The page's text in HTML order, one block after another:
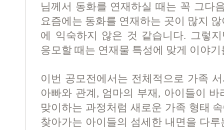
님께서 동화를 연재하실 때는 꼭 그다
요즘에는 동화를 연재하는 곳이 많지
에 익숙하지 않은 것 같습니다. 그렇
응모할 때는 연재물 특성에 맞게 이야
이번 공모전에서는 전체적으로 가족
아빠와 관계, 엄마의 부재, 아이들이 바
맞이하는 과정처럼 새로운 가족 형태
찾아가는 아이들의 섬세한 내면을 다